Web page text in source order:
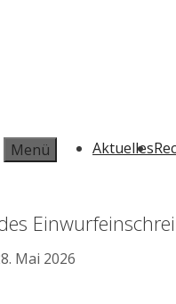
Menü Aktuelles
Mai 2026